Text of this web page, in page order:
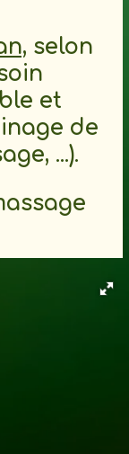
selon
et
de
...).